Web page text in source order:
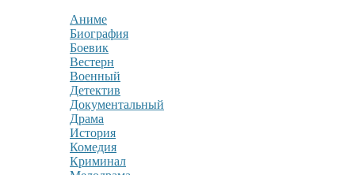
Аниме
Биография
Боевик
Вестерн
Военный
Детектив
Документальный
Драма
История
Комедия
Криминал